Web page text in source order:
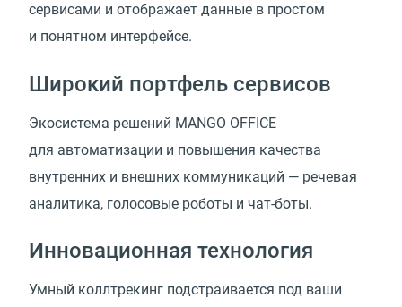
сервисами и отображает данные в простом
и понятном интерфейсе.
Широкий портфель сервисов
Экосистема решений MANGO OFFICE
для автоматизации и повышения качества
внутренних и внешних коммуникаций — речевая
аналитика, голосовые роботы и чат-боты.
Инновационная технология
Умный коллтрекинг подстраивается под ваши